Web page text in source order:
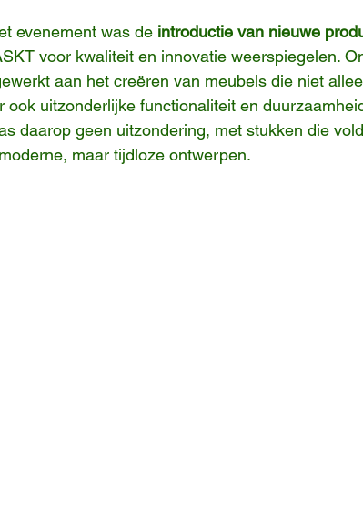
evenement was de introductie van nieuwe
voor kwaliteit en innovatie weerspiegelen.
aan het creëren van meubels die niet
ook uitzonderlijke functionaliteit en
daarop geen uitzondering, met stukken die
maar tijdloze ontwerpen.